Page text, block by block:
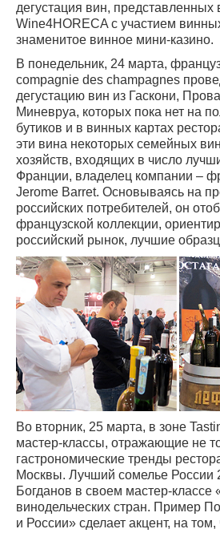
дегустация вин, представленных
Wine4HORECA с участием
знаменитое винное мини-казино.
В понедельник, 24 марта,
compagnie des champagnes
дегустацию вин из Гаскони,
Миневруа, которых пока нет на
бутиков и в винных картах
эти вина некоторых семейных
хозяйств, входящих в число
Франции, владелец компании –
Jerome Barret. Основываясь на
российских потребителей, он
французской коллекции,
российский рынок, лучшие
Во вторник, 25 марта, в зоне
мастер-классы, отражающие не
гастрономические тренды
Москвы. Лучший сомелье России
Богданов в своем мастер-
винодельческих стран. Пример
и России» сделает акцент, на